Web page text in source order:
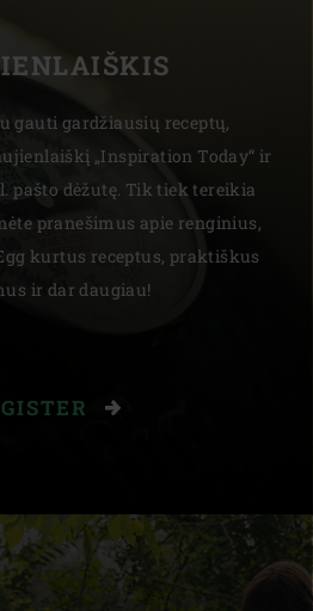
gauti gardžiausių receptų,
„Inspiration Today“ ir
pašto dėžutę. Tik tiek tereikia
pranešimus apie renginius,
kurtus receptus, praktiškus
ir dar daugiau!